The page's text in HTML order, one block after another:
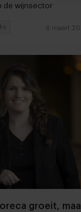
de wijnsector
8 maart
groeit,